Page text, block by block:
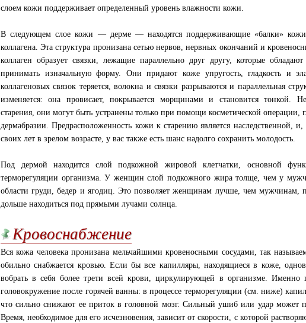
слоем кожи поддерживает определенный уровень влажности кожи.
В следующем слое кожи — дерме — находятся поддерживающие «балки»
коллагена. Эта структура пронизана сетью нервов, нервных окончаний и
коллаген образует связки, лежащие параллельно друг другу, которые
принимать изначальную форму. Они придают коже упругость, гладкость и
коллагеновых связок теряется, волокна и связки разрываются и параллельная
изменяется: она провисает, покрывается морщинами и становится тонкой.
старения, они могут быть устранены только при помощи косметической
дермабразии. Предрасположенность кожи к старению является наследственной,
своих лет в зрелом возрасте, у вас также есть шанс надолго сохранить молодость.
Под дермой находится слой подкожной жировой клетчатки, основной
терморегуляции организма. У женщин слой подкожного жира толще, чем у
области груди, бедер и ягодиц. Это позволяет женщинам лучше, чем мужчинам,
дольше находиться под прямыми лучами солнца.
Кровоснабжение
Вся кожа человека пронизана мельчайшими кровеносными сосудами, так
обильно снабжается кровью. Если бы все капилляры, находящиеся в коже,
вобрать в себя более трети всей крови, циркулирующей в организме. Именно
головокружение после горячей ванны: в процессе терморегуляции (см. ниже)
что сильно снижают ее приток в головной мозг. Сильный ушиб или удар может
Время, необходимое для его исчезновения, зависит от скорости, с которой